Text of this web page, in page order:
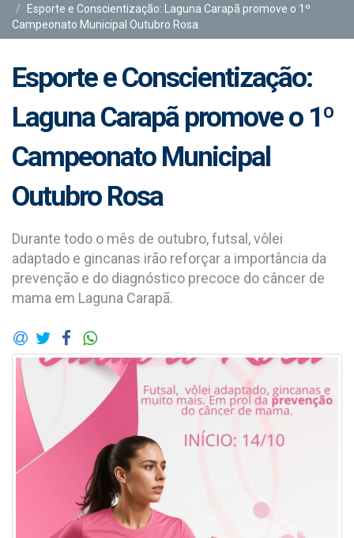
Esporte e Conscientização: Laguna Carapã promove o 1º
Campeonato Municipal Outubro Rosa
Esporte e Conscientização:
Laguna Carapã promove o 1º
Campeonato Municipal
Outubro Rosa
Durante todo o mês de outubro, futsal, vôlei
adaptado e gincanas irão reforçar a importância da
prevenção e do diagnóstico precoce do câncer de
mama em Laguna Carapã.